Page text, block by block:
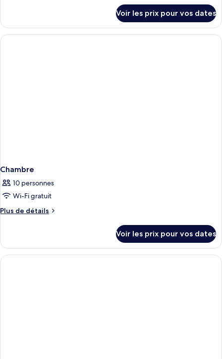
le
type
de
Voir les prix pour vos dates
Chambre
10 personnes
Wi-Fi gratuit
Plus de détails
Plus
le
type
de
Voir les prix pour vos dates